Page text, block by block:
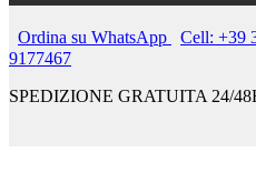
Ordina su WhatsApp Cell: +39
9177467
SPEDIZIONE GRATUITA 24/